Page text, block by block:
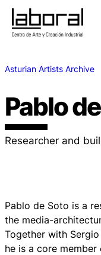
Asturian Artists Archive
Pablo
Researcher and
Pablo de Soto is a
the media-
Together with
he is a core